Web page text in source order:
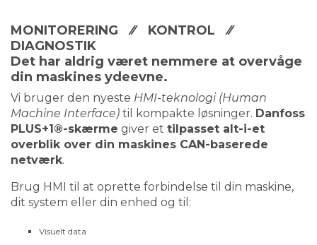
MONITORERING ⁄⁄ KONTROL ⁄⁄
DIAGNOSTIK
Det har aldrig været nemmere at overvåge
din maskines ydeevne.
Vi bruger den nyeste HMI-teknologi (Human
Machine Interface) til kompakte løsninger. Danfoss
PLUS+1®-skærme giver et tilpasset alt-i-et
overblik over din maskines CAN-baserede
netværk.
Brug HMI til at oprette forbindelse til din maskine,
dit system eller din enhed og til:
Visuelt data